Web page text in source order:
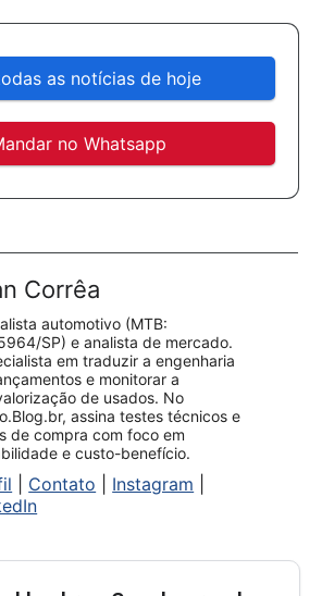
as notícias de hoje
no Whatsapp
Corrêa
automotivo (MTB:
SP) e analista de mercado.
em traduzir a engenharia
e monitorar a
de usados. No
assina testes técnicos e
de compra com foco em
e custo-benefício.
Contato Instagram